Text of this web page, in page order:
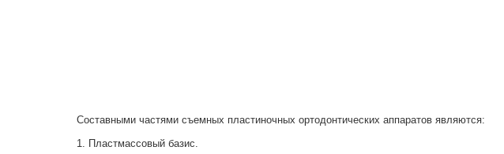
Составными частями съемных пластиночных ортодонтических аппаратов являются:
1. Пластмассовый базис.